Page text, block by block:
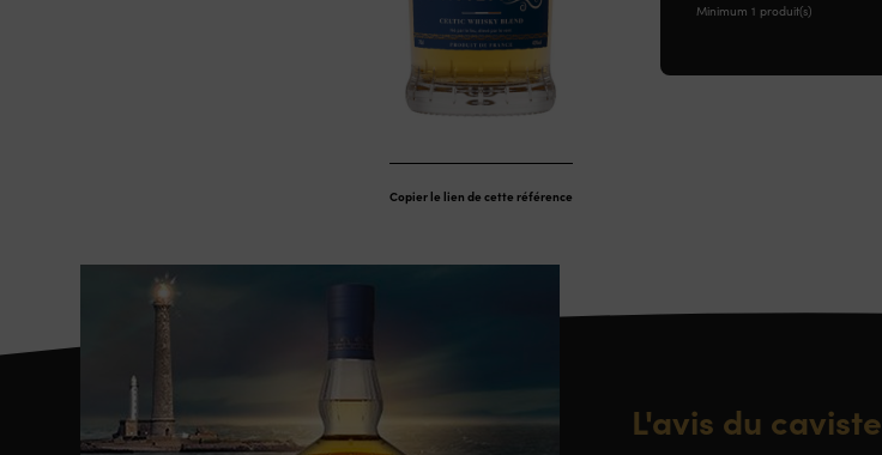
Copier le lien de cette référence
Minimum 1 produit(s)
L'avis du caviste